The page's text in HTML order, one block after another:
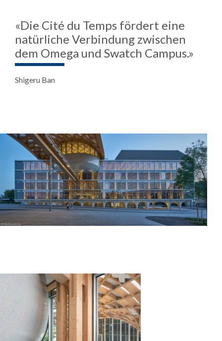
«Die Cité du Temps fördert eine
natürliche Verbindung zwischen
dem Omega und Swatch Campus.»
Shigeru Ban